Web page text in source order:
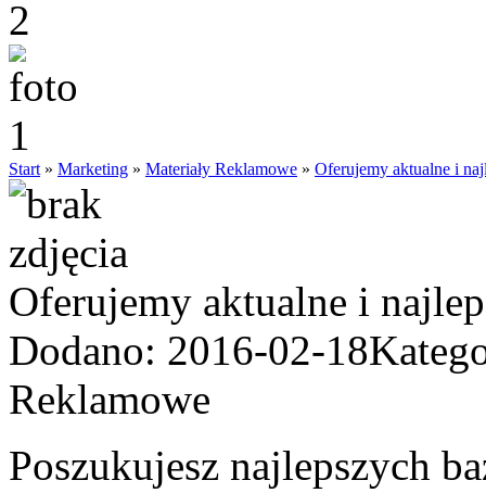
Start » Marketing » Materiały Reklamowe » Oferujemy aktualne i
Oferujemy aktualne i
Dodano: 2016-02-18
Reklamowe
Poszukujesz najlepszych